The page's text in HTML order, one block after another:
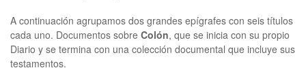
A continuación agrupamos dos grandes epígrafes con seis títulos
cada uno. Documentos sobre Colón, que se inicia con su propio
Diario y se termina con una colección documental que incluye sus
testamentos.